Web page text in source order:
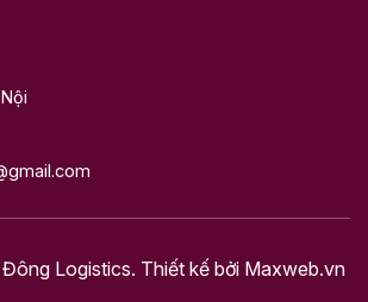
Logistics. Thiết kế bởi Maxweb.vn